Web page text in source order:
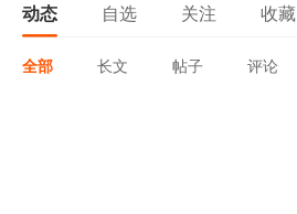
动态 自选 关注 收藏
全部 长文 帖子 评论